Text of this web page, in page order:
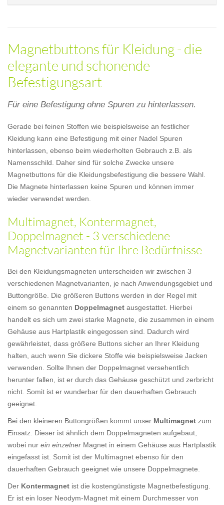
Magnetbuttons für Kleidung - die
elegante und schonende
Befestigungsart
Für eine Befestigung ohne Spuren zu hinterlassen.
Gerade bei feinen Stoffen wie beispielsweise an festlicher
Kleidung kann eine Befestigung mit einer Nadel Spuren
hinterlassen, ebenso beim wiederholten Gebrauch z.B. als
Namensschild. Daher sind für solche Zwecke unsere
Magnetbuttons für die Kleidungsbefestigung die bessere Wahl.
Die Magnete hinterlassen keine Spuren und können immer
wieder verwendet werden.
Multimagnet, Kontermagnet,
Doppelmagnet - 3 verschiedene
Magnetvarianten für Ihre Bedürfnisse
Bei den Kleidungsmagneten unterscheiden wir zwischen 3
verschiedenen Magnetvarianten, je nach Anwendungsgebiet und
Buttongröße. Die größeren Buttons werden in der Regel mit
einem so genannten Doppelmagnet ausgestattet. Hierbei
handelt es sich um zwei starke Magnete, die zusammen in einem
Gehäuse aus Hartplastik eingegossen sind. Dadurch wird
gewährleistet, dass größere Buttons sicher an Ihrer Kleidung
halten, auch wenn Sie dickere Stoffe wie beispielsweise Jacken
verwenden. Sollte Ihnen der Doppelmagnet versehentlich
herunter fallen, ist er durch das Gehäuse geschützt und zerbricht
nicht. Somit ist er wunderbar für den dauerhaften Gebrauch
geeignet.
Bei den kleineren Buttongrößen kommt unser Multimagnet zum
Einsatz. Dieser ist ähnlich dem Doppelmagneten aufgebaut,
wobei nur ein einzelner Magnet in einem Gehäuse aus Hartplastik
eingefasst ist. Somit ist der Multimagnet ebenso für den
dauerhaften Gebrauch geeignet wie unsere Doppelmagnete.
Der Kontermagnet ist die kostengünstigste Magnetbefestigung.
Er ist ein loser Neodym-Magnet mit einem Durchmesser von